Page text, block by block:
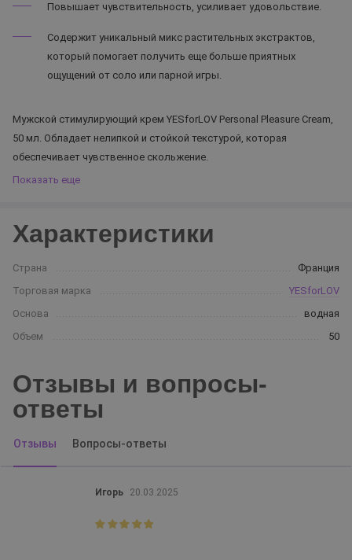
Повышает чувствительность, усиливает удовольствие.
Содержит уникальный микс растительных экстрактов,
который помогает получить еще больше приятных
ощущений от соло или парной игры.
Мужской стимулирующий крем YESforLOV Personal Pleasure Cream,
50 мл. Обладает нелипкой и стойкой текстурой, которая
обеспечивает чувственное скольжение.
Показать еще
Характеристики
Страна
Франция
Торговая марка
YESforLOV
Основа
водная
Объем
50
Отзывы и вопросы-
ответы
Отзывы Вопросы-ответы
Игорь 20.03.2025